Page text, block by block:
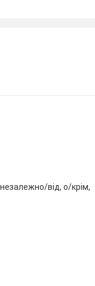
від, о/крім,